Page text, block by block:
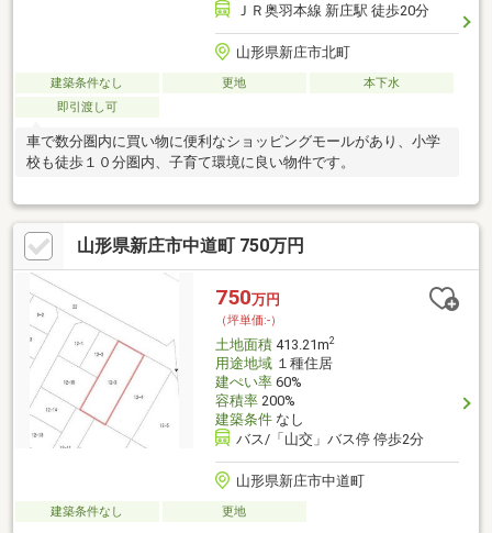
ＪＲ奥羽本線 新庄駅 徒歩20分
山形県新庄市北町
建築条件なし 更地
本下水
即引渡し可
車で数分圏内に買い物に便利なショッピングモールがあり、小学
校も徒歩１０分圏内、子育て環境に良い物件です。
山形県新庄市中道町 750万円
750万円
（坪単価:-）
土地面積413.21m2
用途地域１種住居
建ぺい率60%
容積率200%
建築条件なし
バス/「山交」バス停 停歩2分
山形県新庄市中道町
建築条件なし 更地